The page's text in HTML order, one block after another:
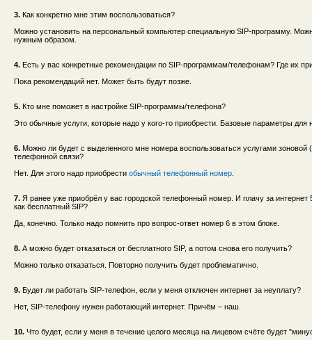
3. Как конкретно мне этим воспользоваться?
Можно установить на персональный компьютер специальную SIP-программу.
нужным образом.
4. Есть у вас конкретные рекомендации по SIP-программам/телефонам? Где их
Пока рекомендаций нет. Может быть будут позже.
5. Кто мне поможет в настройке SIP-программы/телефона?
Это обычные услуги, которые надо у кого-то приобрести. Базовые параметры для
6. Можно ли будет с выделенного мне номера воспользоваться услугами
телефонной связи?
Нет. Для этого надо приобрести обычный телефонный номер
7. Я ранее уже приобрёл у вас городской телефонный номер. И плачу за
как бесплатный SIP?
Да, конечно. Только надо помнить про вопрос-ответ номер 6 в этом блоке.
8. А можно будет отказаться от бесплатного SIP, а потом снова его получить?
Можно только отказаться. Повторно получить будет проблематично.
9. Будет ли работать SIP-телефон, если у меня отключен интернет за неуплату?
Нет, SIP-телефону нужен работающий интернет. Причём – наш.
10. Что будет, если у меня в течение целого месяца на лицевом счёте будет